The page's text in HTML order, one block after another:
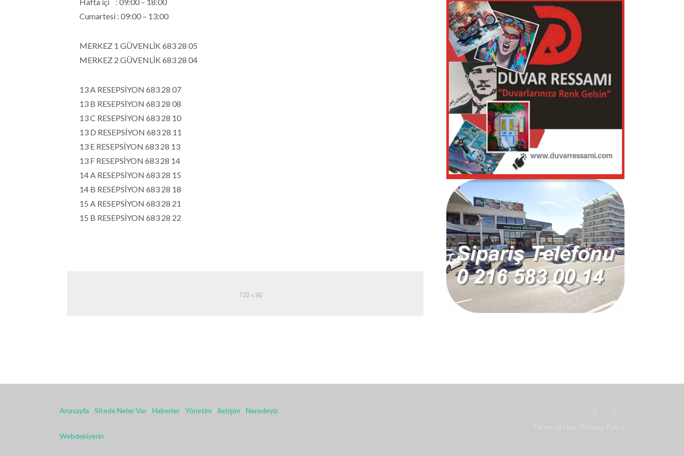
Cumartesi : 09:00 – 13:00
MERKEZ 1 GÜVENLİK 683 28 05
MERKEZ 2 GÜVENLİK 683 28 04
13 A RESEPSİYON 683 28 07
13 B RESEPSİYON 683 28 08
13 C RESEPSİYON 683 28 10
13 D RESEPSİYON 683 28 11
13 E RESEPSİYON 683 28 13
13 F RESEPSİYON 683 28 14
14 A RESEPSİYON 683 28 15
14 B RESEPSİYON 683 28 18
15 A RESEPSİYON 683 28 21
15 B RESEPSİYON 683 28 22
Anasayfa Sitede Neler Var Haberler Yönetim İletişim Neredeyiz
Webdekiyerin